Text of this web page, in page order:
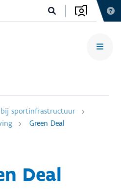
sportinfrastructuur
Green Deal
Deal